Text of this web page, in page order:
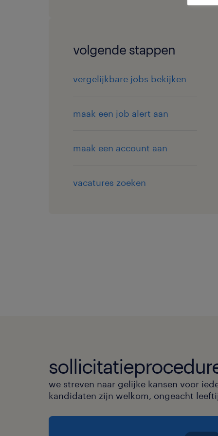
volgende stappen
vergelijkbare jobs bekijken
maak een job alert aan
maak een account aan
vacatures zoeken
we streven naar gelijke kansen voor
kandidaten zijn welkom, ongeacht